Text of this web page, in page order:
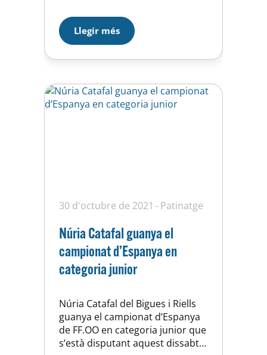
La nostra representant Mar
Tristan participarà a la categoria
Juvenil B i Laura Arxé en la
categoria Sènior B. El programa
Llegir més
30 d'octubre de 2021 Patinatge
Núria Catafal guanya el
campionat d’Espanya en
categoria junior
Núria Catafal del Bigues i Riells
guanya el campionat d’Espanya
de FF.OO en categoria junior que
s’està disputant aquest dissabte